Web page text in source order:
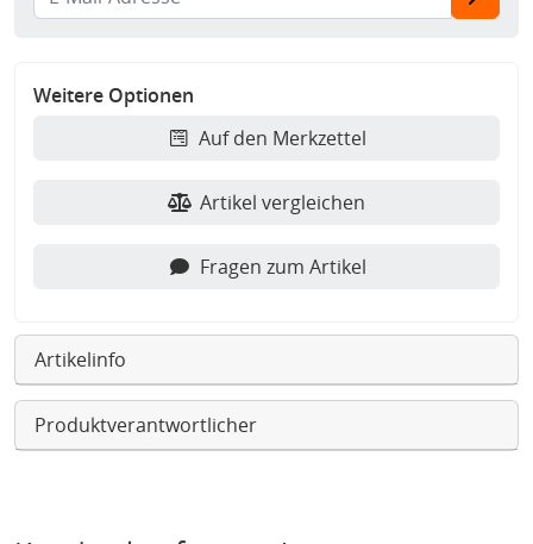
Weitere Optionen
Auf den Merkzettel
Artikel vergleichen
Fragen zum Artikel
Artikelinfo
Produktverantwortlicher